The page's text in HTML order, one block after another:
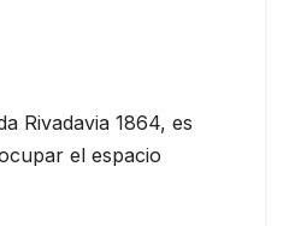
Rivadavia 1864, es
el espacio